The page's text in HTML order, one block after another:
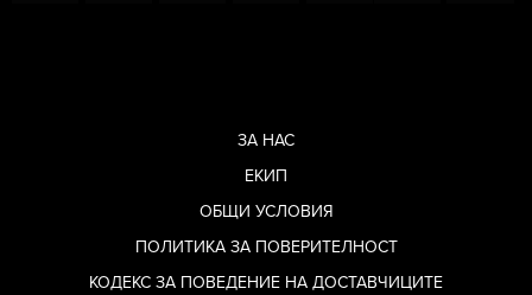
ЗА НАС
ЕКИП
ОБЩИ УСЛОВИЯ
ПОЛИТИКА ЗА ПОВЕРИТЕЛНОСТ
КОДЕКС ЗА ПОВЕДЕНИЕ НА ДОСТАВЧИЦИТЕ